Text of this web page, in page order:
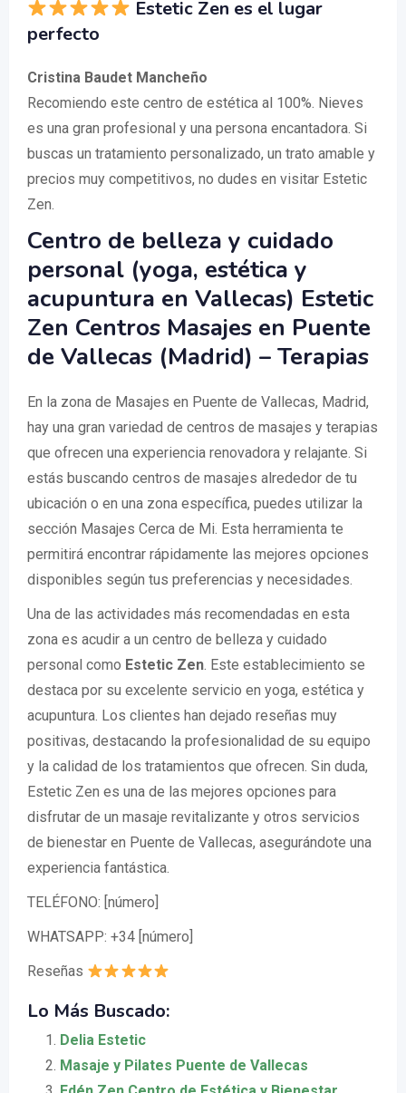
Estetic Zen es el lugar
perfecto
Cristina Baudet Mancheño
Recomiendo este centro de estética al 100%. Nieves
es una gran profesional y una persona encantadora. Si
buscas un tratamiento personalizado, un trato amable y
precios muy competitivos, no dudes en visitar Estetic
Zen.
Centro de belleza y cuidado
personal (yoga, estética y
acupuntura en Vallecas) Estetic
Zen Centros Masajes en Puente
de Vallecas (Madrid) – Terapias
En la zona de Masajes en Puente de Vallecas, Madrid,
hay una gran variedad de centros de masajes y terapias
que ofrecen una experiencia renovadora y relajante. Si
estás buscando centros de masajes alrededor de tu
ubicación o en una zona específica, puedes utilizar la
sección Masajes Cerca de Mi. Esta herramienta te
permitirá encontrar rápidamente las mejores opciones
disponibles según tus preferencias y necesidades.
Una de las actividades más recomendadas en esta
zona es acudir a un centro de belleza y cuidado
personal como Estetic Zen. Este establecimiento se
destaca por su excelente servicio en yoga, estética y
acupuntura. Los clientes han dejado reseñas muy
positivas, destacando la profesionalidad de su equipo
y la calidad de los tratamientos que ofrecen. Sin duda,
Estetic Zen es una de las mejores opciones para
disfrutar de un masaje revitalizante y otros servicios
de bienestar en Puente de Vallecas, asegurándote una
experiencia fantástica.
TELÉFONO: [número]
WHATSAPP: +34 [número]
Reseñas
Lo Más Buscado:
Delia Estetic
Masaje y Pilates Puente de Vallecas